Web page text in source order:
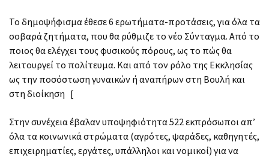
Το δημοψήφισμα έθεσε 6 ερωτήματα-προτάσεις, για όλα τα
σοβαρά ζητήματα, που θα ρύθμιζε το νέο Σύνταγμα. Από το
ποιος θα ελέγχει τους φυσικούς πόρους, ως το πώς θα
λειτουργεί το πολίτευμα. Και από τον ρόλο της Εκκλησίας
ως την ποσόστωση γυναικών ή αναπήρων στη Βουλή και
στη διοίκηση [
Στην συνέχεια έβαλαν υποψηφιότητα 522 εκπρόσωποι απ’
όλα τα κοινωνικά στρώματα (αγρότες, ψαράδες, καθηγητές,
επιχειρηματίες, εργάτες, υπάλληλοι και νομικοί) για να